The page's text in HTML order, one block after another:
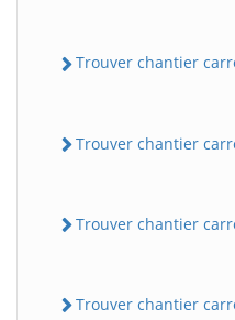
Trouver chantier
Trouver chantier
Trouver chantier
Trouver chantier